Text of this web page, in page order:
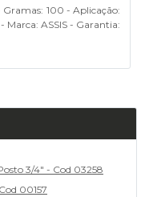
100 - Aplicação:
Marca: ASSIS - Garantia:
3/4" - Cod 03258
00157